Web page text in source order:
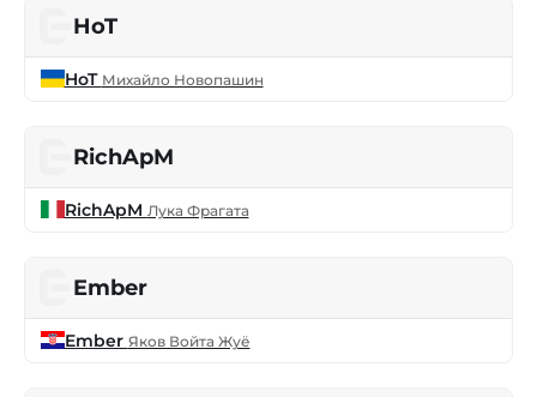
HoT
HoT Михайло Новопашин
RichApM
RichApM Лука Фрагата
Ember
Ember Яков Войта Жуё